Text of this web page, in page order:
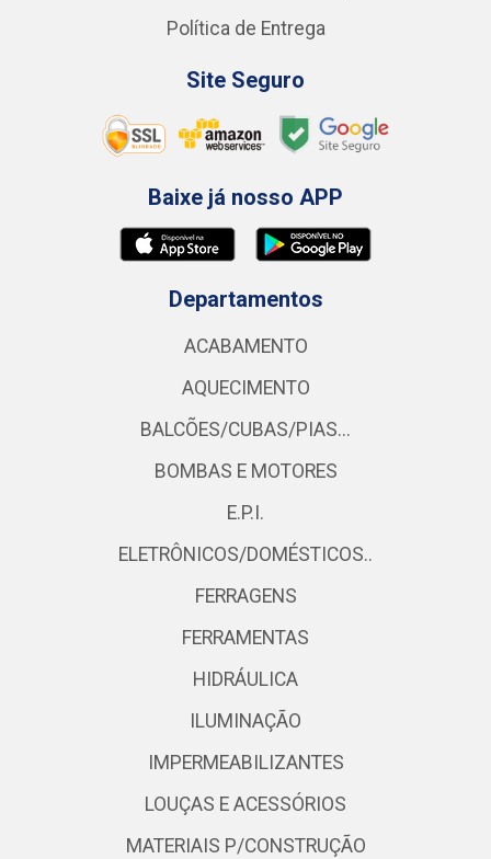
Política de Entrega
Site Seguro
Baixe já nosso APP
Departamentos
ACABAMENTO
AQUECIMENTO
BALCÕES/CUBAS/PIAS...
BOMBAS E MOTORES
E.P.I.
ELETRÔNICOS/DOMÉSTICOS..
FERRAGENS
FERRAMENTAS
HIDRÁULICA
ILUMINAÇÃO
IMPERMEABILIZANTES
LOUÇAS E ACESSÓRIOS
MATERIAIS P/CONSTRUÇÃO